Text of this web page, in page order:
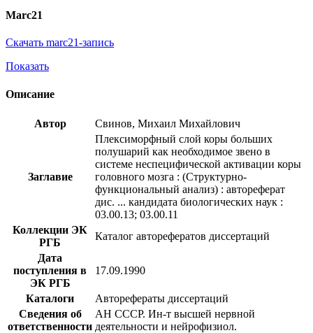
Marc21
Скачать marc21-запись
Показать
Описание
Автор Свинов, Михаил Михайлович
Заглавие
Плексиморфный слой коры больших
полушарий как необходимое звено в
системе неспецифической активации коры
головного мозга : (Структурно-
функциональный анализ) : автореферат
дис. ... кандидата биологических наук :
03.00.13; 03.00.11
Коллекции ЭК
РГБ
Каталог авторефератов диссертаций
Дата
поступления в
ЭК РГБ
17.09.1990
Каталоги
Авторефераты диссертаций
Сведения об
ответственности
АН СССР. Ин-т высшей нервной
деятельности и нейрофизиол.